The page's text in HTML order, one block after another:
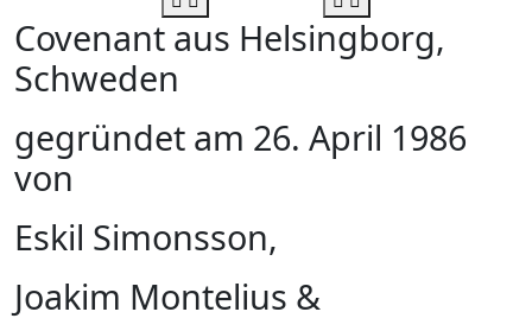
Covenant aus Helsingborg,
Schweden
gegründet am 26. April 1986
von
Eskil Simonsson,
Joakim Montelius &